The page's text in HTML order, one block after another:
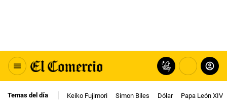
Temas del día Keiko Fujimori Simon Biles Dólar Papa León XIV